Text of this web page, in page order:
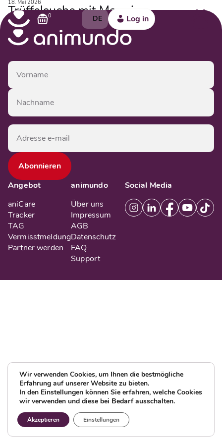
0 DE Log in
18. Mai 2026
Trüffelsuche mit Maggi –
Vergrabenes Glück
Angebot
aniCare
Tracker
TAG
Vermisstmeldung
Partner werden
animundo
Über uns
Impressum
AGB
Datenschutz
FAQ
Support
Social Media
Wir verwenden Cookies, um Ihnen die bestmögliche
Erfahrung auf unserer Website zu bieten.
In den Einstellungen können Sie erfahren, welche Cookies
wir verwenden und diese bei Bedarf ausschalten.
Akzeptieren Einstellungen